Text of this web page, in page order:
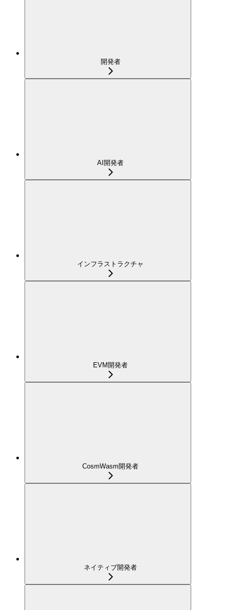
開発者
AI開発者
インフラストラクチャ
EVM開発者
CosmWasm開発者
ネイティブ開発者